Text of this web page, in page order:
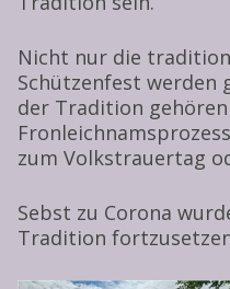
Nicht nur die
Schützenfest werden
der Tradition
zum Volkstrauertag
Sebst zu Corona
Tradition